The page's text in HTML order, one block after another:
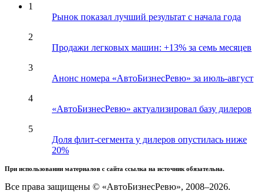
1
Рынок показал лучший результат с начала года
2
Продажи легковых машин: +13% за семь месяцев
3
Анонс номера «АвтоБизнесРевю» за июль-август
4
«АвтоБизнесРевю» актуализировал базу дилеров
5
Доля флит-сегмента у дилеров опустилась ниже
20%
При использовании материалов с сайта ссылка на источник обязательна.
Все права защищены © «АвтоБизнесРевю», 2008–2026.